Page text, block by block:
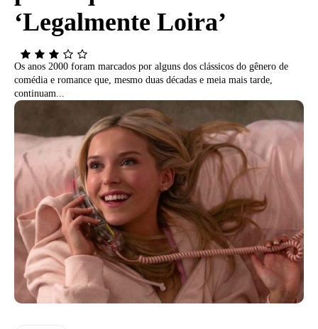
‘Legalmente Loira’
Os anos 2000 foram marcados por alguns dos clássicos do gênero de
comédia e romance que, mesmo duas décadas e meia mais tarde,
continuam...